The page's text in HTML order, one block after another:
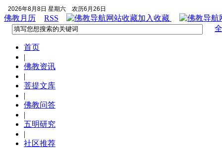
2026年8月8日 星期六 农历6月26日
佛教月历 RSS 加入收藏
首页
|
佛教资讯
|
菩提文库
|
佛教问答
|
五明研究
|
社区推荐